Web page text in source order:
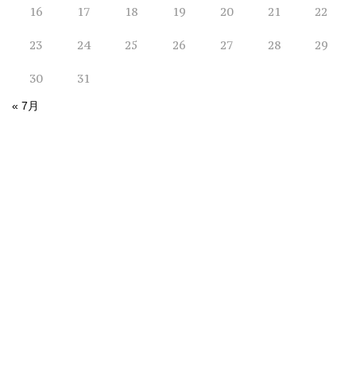
16 17 18 19 20 21 22
23 24 25 26 27 28 29
30 31
« 7月